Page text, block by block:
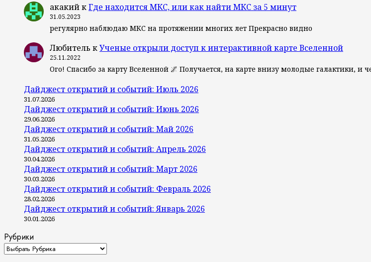
акакийкГде находится МКС, или как найти МКС за 5 минут
31.05.2023
регулярно наблюдаю МКС на протяжении многих лет Прекрасно видно
Любитель кУченые открыли доступ к интерактивной карте Вселенной
25.11.2022
Ого! Спасибо за карту Вселенной 🌌 Получается, на карте внизу молодые галактики, и
Дайджест открытий и событий: Июль 2026
31.07.2026
Дайджест открытий и событий: Июнь 2026
29.06.2026
Дайджест открытий и событий: Май 2026
31.05.2026
Дайджест открытий и событий: Апрель 2026
30.04.2026
Дайджест открытий и событий: Март 2026
30.03.2026
Дайджест открытий и событий: Февраль 2026
28.02.2026
Дайджест открытий и событий: Январь 2026
30.01.2026
Рубрики